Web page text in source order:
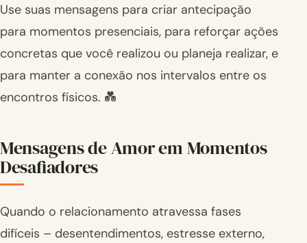
Use suas mensagens para criar antecipação
para momentos presenciais, para reforçar ações
concretas que você realizou ou planeja realizar, e
para manter a conexão nos intervalos entre os
encontros físicos. 💑
Mensagens de Amor em Momentos
Desafiadores
Quando o relacionamento atravessa fases
difíceis – desentendimentos, estresse externo,